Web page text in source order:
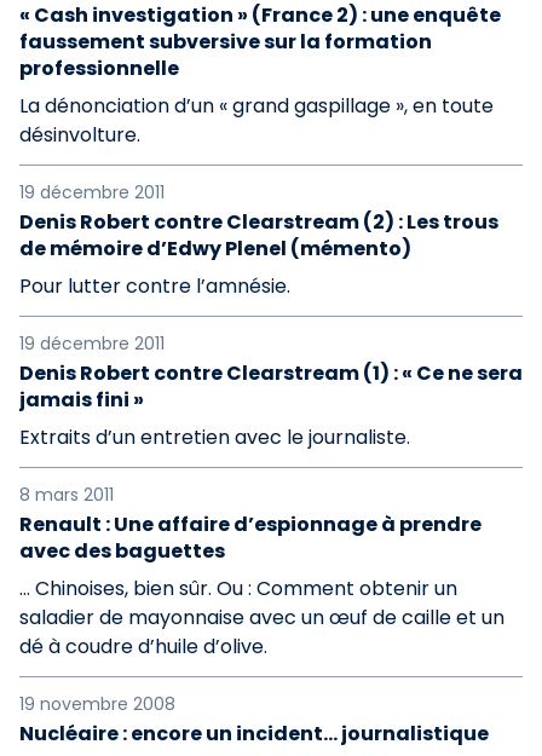
« Cash investigation » (France 2) : une enquête
faussement subversive sur la formation
professionnelle
La dénonciation d’un « grand gaspillage », en toute
désinvolture.
19 décembre 2011
Denis Robert contre Clearstream (2) : Les trous
de mémoire d’Edwy Plenel (mémento)
Pour lutter contre l’amnésie.
19 décembre 2011
Denis Robert contre Clearstream (1) : « Ce ne sera
jamais fini »
Extraits d’un entretien avec le journaliste.
8 mars 2011
Renault : Une affaire d’espionnage à prendre
avec des baguettes
… Chinoises, bien sûr. Ou : Comment obtenir un
saladier de mayonnaise avec un œuf de caille et un
dé à coudre d’huile d’olive.
19 novembre 2008
Nucléaire : encore un incident... journalistique